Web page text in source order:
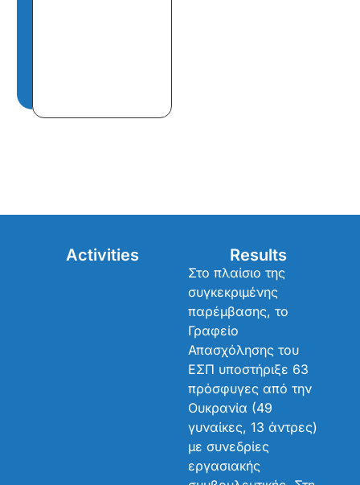
Activities Results
Στο πλαίσιο της
συγκεκριμένης
παρέμβασης, το
Γραφείο
Απασχόλησης του
ΕΣΠ υποστήριξε 63
πρόσφυγες από την
Ουκρανία (49
γυναίκες, 13 άντρες)
με συνεδρίες
εργασιακής